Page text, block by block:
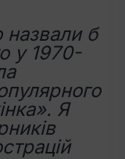
б
у 1970-
Я